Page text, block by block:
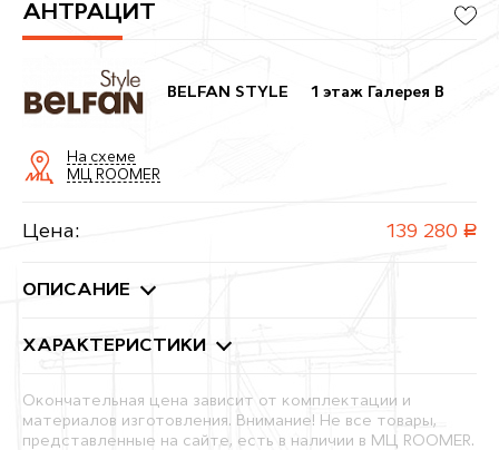
АНТРАЦИТ
BELFAN STYLE 1 этаж Галерея B
На схеме
МЦ ROOMER
Цена: 139 280 руб.
ОПИСАНИЕ
ХАРАКТЕРИСТИКИ
Окончательная цена зависит от комплектации и
материалов изготовления. Внимание! Не все товары,
представленные на сайте, есть в наличии в МЦ ROOMER.